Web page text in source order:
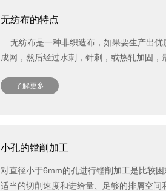
无纺布的特点
无纺布是一种非织造布，如果要生产出优
成网，然后经过水刺，针刺，或热轧加固，
了解更多
小孔的镗削加工
对直径小于6mm的孔进行镗削加工是比较
适当的切削速度和进给量、足够的排屑